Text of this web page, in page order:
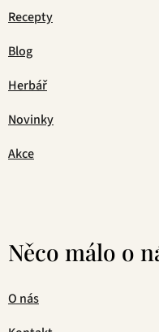
Recepty
Blog
Herbář
Novinky
Akce
Něco málo o
O nás